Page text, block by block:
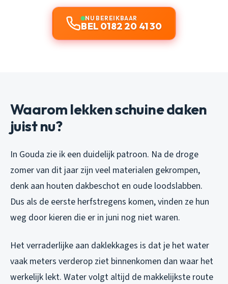
NU BEREIKBAAR
BEL 0182 20 41 30
Waarom lekken schuine daken
juist nu?
In Gouda zie ik een duidelijk patroon. Na de droge
zomer van dit jaar zijn veel materialen gekrompen,
denk aan houten dakbeschot en oude loodslabben.
Dus als de eerste herfstregens komen, vinden ze hun
weg door kieren die er in juni nog niet waren.
Het verraderlijke aan daklekkages is dat je het water
vaak meters verderop ziet binnenkomen dan waar het
werkelijk lekt. Water volgt altijd de makkelijkste route